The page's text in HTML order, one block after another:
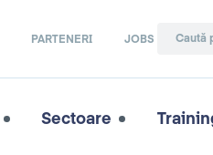
PARTENERI JOBS
Sectoare